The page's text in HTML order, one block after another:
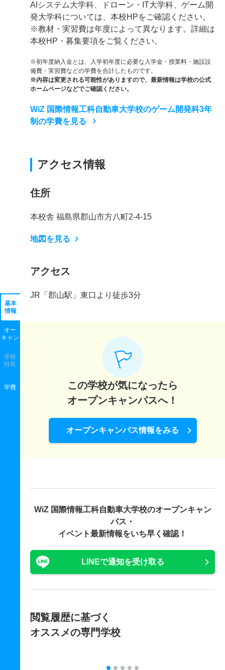
基本
情報
オー
キャン
学校
特長
学費
AIシステム大学科、ドローン・IT大学科、ゲーム開
発大学科については、本校HPをご確認ください。
※教材・実習費は年度によって異なります。詳細は
本校HP・募集要項をご覧ください。
※初年度納入金とは、入学初年度に必要な入学金・授業料・施設設
備費・実習費などの学費を合計したものです。
※内容は変更される可能性がありますので、最新情報は学校の公式
ホームページなどでご確認ください。
WiZ 国際情報工科自動車大学校のゲーム開発科3年
制の学費を見る
アクセス情報
住所
本校舎 福島県郡山市方八町2-4-15
地図を見る
アクセス
JR「郡山駅」東口より徒歩3分
この学校が気になったら
オープンキャンパスへ！
オープンキャンパス情報をみる
WiZ 国際情報工科自動車大学校のオープンキャン
パス・
イベント最新情報をいち早く確認！
LINEで通知を受け取る
閲覧履歴に基づく
オススメの専門学校